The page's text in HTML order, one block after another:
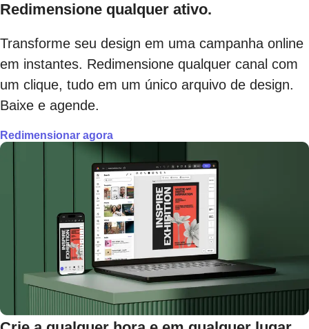
Redimensione qualquer ativo.
Transforme seu design em uma campanha online
em instantes. Redimensione qualquer canal com
um clique, tudo em um único arquivo de design.
Baixe e agende.
Redimensionar agora